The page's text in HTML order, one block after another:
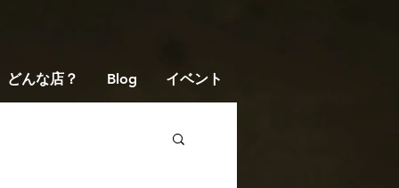
どんな店？ Blog イベント